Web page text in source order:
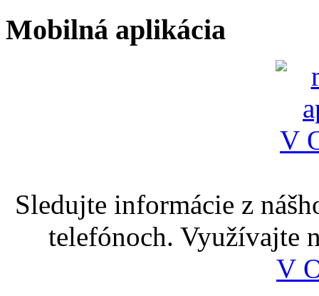
Mobilná aplikácia
Sledujte informácie z
telefónoch. Využívajte
V